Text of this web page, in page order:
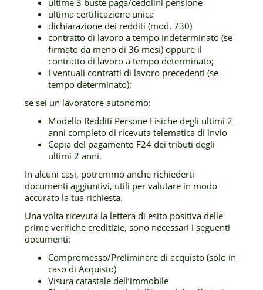
ultime 3 buste paga/cedolini pensione
ultima certificazione unica
dichiarazione dei redditi (mod. 730)
contratto di lavoro a tempo indeterminato (se
firmato da meno di 36 mesi) oppure il
contratto di lavoro a tempo determinato;
Eventuali contratti di lavoro precedenti (se
tempo determinato);
se sei un lavoratore autonomo:
Modello Redditi Persone Fisiche degli ultimi 2
anni completo di ricevuta telematica di invio
Copia del pagamento F24 dei tributi degli
ultimi 2 anni.
In alcuni casi, potremmo anche richiederti
documenti aggiuntivi, utili per valutare in modo
accurato la tua richiesta.
Una volta ricevuta la lettera di esito positiva delle
prime verifiche creditizie, sono necessari i seguenti
documenti:
Compromesso/Preliminare di acquisto (solo in
caso di Acquisto)
Visura catastale dell’immobile